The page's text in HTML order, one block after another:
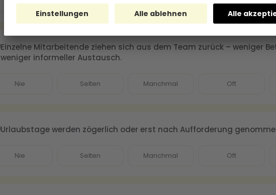
Einzelne Mitarbeitende ziehen sich aus dem Team zurück – weniger
weniger informeller Austausch.
Nie Selten Manchmal Oft
Urlaubstage werden zögerlich oder erst nach Aufforderung
Nie Selten Manchmal Oft